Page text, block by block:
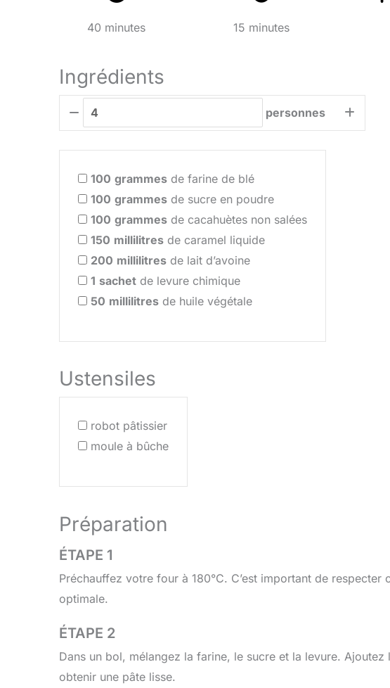
40 minutes 15 minutes
Ingrédients
personnes
100 grammes de farine de blé
100 grammes de sucre en poudre
100 grammes de cacahuètes non salées
150 millilitres de caramel liquide
200 millilitres de lait d’avoine
1 sachet de levure chimique
50 millilitres de huile végétale
Ustensiles
robot pâtissier
moule à bûche
Préparation
ÉTAPE 1
Préchauffez votre four à 180°C. C’est important de
optimale.
ÉTAPE 2
Dans un bol, mélangez la farine, le sucre et la levure. Ajoutez
obtenir une pâte lisse.